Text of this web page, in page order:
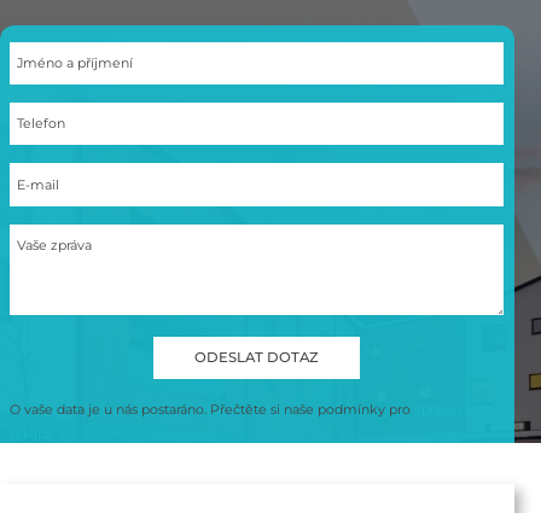
Jméno a příjmení
Telefon
E-mail
Vaše zpráva
O vaše data je u nás postaráno. Přečtěte si naše podmínky pro